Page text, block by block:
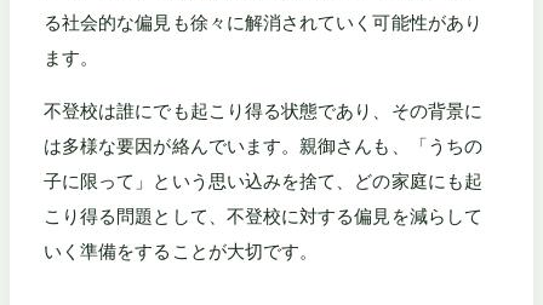
る社会的な偏見も徐々に解消されていく可能性があり
ます。
不登校は誰にでも起こり得る状態であり、その背景に
は多様な要因が絡んでいます。親御さんも、「うちの
子に限って」という思い込みを捨て、どの家庭にも起
こり得る問題として、不登校に対する偏見を減らして
いく準備をすることが大切です。